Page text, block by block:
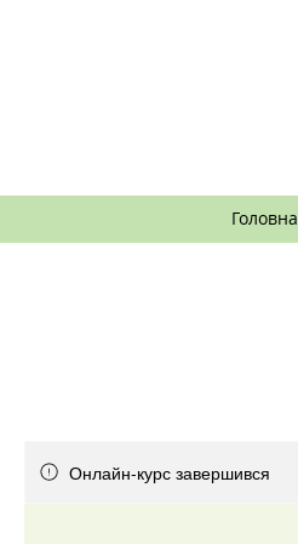
Головна
Онлайн-курс завершився